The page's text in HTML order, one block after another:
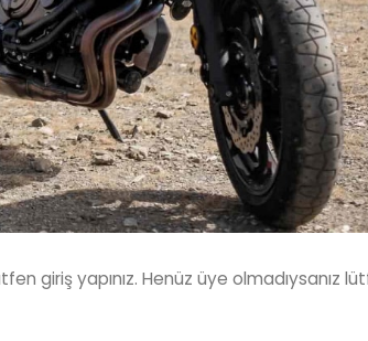
giriş yapınız. Henüz üye olmadıysanız